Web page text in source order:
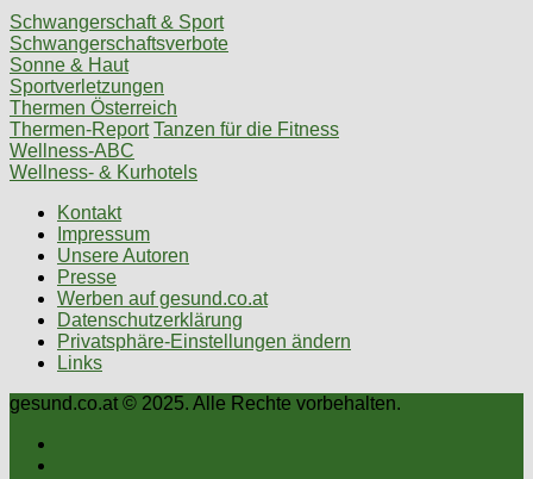
Schwangerschaft & Sport
Schwangerschaftsverbote
Sonne & Haut
Sportverletzungen
Thermen Österreich
Thermen-Report Tanzen für die Fitness
Wellness-ABC
Wellness- & Kurhotels
Kontakt
Impressum
Unsere Autoren
Presse
Werben auf gesund.co.at
Datenschutzerklärung
Privatsphäre-Einstellungen ändern
Links
gesund.co.at © 2025. Alle Rechte vorbehalten.